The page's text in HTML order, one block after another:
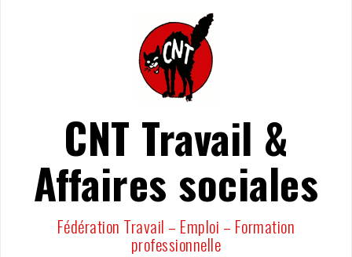
CNT Travail &
Affaires sociales
Fédération Travail – Emploi – Formation
professionnelle